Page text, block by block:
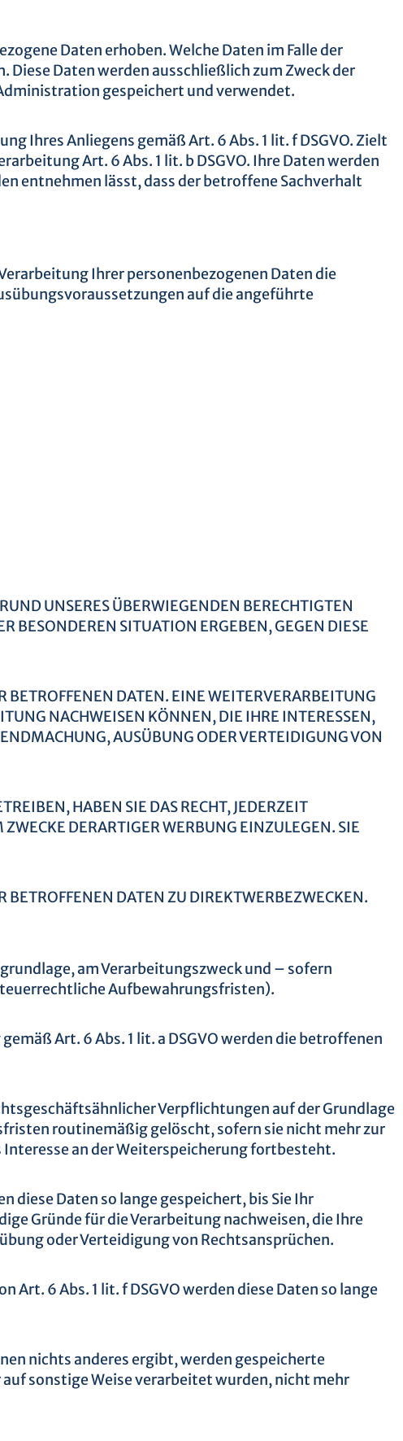
Daten erhoben. Welche Daten im Falle der
Daten werden ausschließlich zum Zweck der
gespeichert und verwendet.
Ihres Anliegens gemäß Art. 6 Abs. 1 lit. f DSGVO. Zielt
Art. 6 Abs. 1 lit. b DSGVO. Ihre Daten werden
entnehmen lässt, dass der betroffene Sachverhalt
Ihrer personenbezogenen Daten die
auf die angeführte
UNSERES ÜBERWIEGENDEN BERECHTIGTEN
BESONDEREN SITUATION ERGEBEN, GEGEN DIESE
BETROFFENEN DATEN. EINE WEITERVERARBEITUNG
NACHWEISEN KÖNNEN, DIE IHRE INTERESSEN,
AUSÜBUNG ODER VERTEIDIGUNG VON
HABEN SIE DAS RECHT, JEDERZEIT
DERARTIGER WERBUNG EINZULEGEN. SIE
BETROFFENEN DATEN ZU DIREKTWERBEZWECKEN.
am Verarbeitungszweck und – sofern
Aufbewahrungsfristen).
Art. 6 Abs. 1 lit. a DSGVO werden die betroffenen
Verpflichtungen auf der Grundlage
routinemäßig gelöscht, sofern sie nicht mehr zur
an der Weiterspeicherung fortbesteht.
diese Daten so lange gespeichert, bis Sie Ihr
Gründe für die Verarbeitung nachweisen, die Ihre
oder Verteidigung von Rechtsansprüchen.
6 Abs. 1 lit. f DSGVO werden diese Daten so lange
nichts anderes ergibt, werden gespeicherte
sonstige Weise verarbeitet wurden, nicht mehr